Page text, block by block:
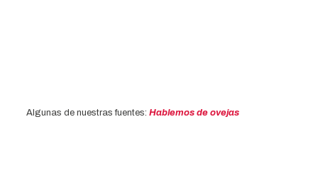
Algunas de nuestras fuentes: Hablemos de ovejas